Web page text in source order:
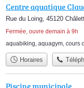
Centre aquatique
Rue du Loing, 45120
Fermée, ouvre demain à 9h
aquabiking aquagym cours
Horaires